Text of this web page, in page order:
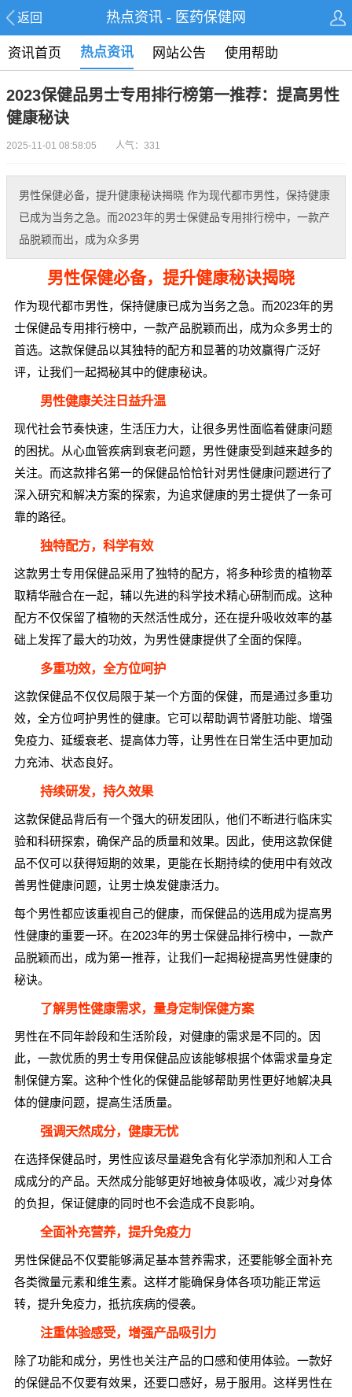
返回 热点资讯 - 医药保健网
资讯首页 热点资讯 网站公告 使用帮助
2023保健品男士专用排行榜第一推荐：提高男性
健康秘诀
2025-11-01 08:58:05 人气：331
男性保健必备，提升健康秘诀揭晓 作为现代都市男性，保持健康
已成为当务之急。而2023年的男士保健品专用排行榜中，一款产
品脱颖而出，成为众多男
男性保健必备，提升健康秘诀揭晓
作为现代都市男性，保持健康已成为当务之急。而2023年的男
士保健品专用排行榜中，一款产品脱颖而出，成为众多男士的
首选。这款保健品以其独特的配方和显著的功效赢得广泛好
评，让我们一起揭秘其中的健康秘诀。
男性健康关注日益升温
现代社会节奏快速，生活压力大，让很多男性面临着健康问题
的困扰。从心血管疾病到衰老问题，男性健康受到越来越多的
关注。而这款排名第一的保健品恰恰针对男性健康问题进行了
深入研究和解决方案的探索，为追求健康的男士提供了一条可
靠的路径。
独特配方，科学有效
这款男士专用保健品采用了独特的配方，将多种珍贵的植物萃
取精华融合在一起，辅以先进的科学技术精心研制而成。这种
配方不仅保留了植物的天然活性成分，还在提升吸收效率的基
础上发挥了最大的功效，为男性健康提供了全面的保障。
多重功效，全方位呵护
这款保健品不仅仅局限于某一个方面的保健，而是通过多重功
效，全方位呵护男性的健康。它可以帮助调节肾脏功能、增强
免疫力、延缓衰老、提高体力等，让男性在日常生活中更加动
力充沛、状态良好。
持续研发，持久效果
这款保健品背后有一个强大的研发团队，他们不断进行临床实
验和科研探索，确保产品的质量和效果。因此，使用这款保健
品不仅可以获得短期的效果，更能在长期持续的使用中有效改
善男性健康问题，让男士焕发健康活力。
每个男性都应该重视自己的健康，而保健品的选用成为提高男
性健康的重要一环。在2023年的男士保健品排行榜中，一款产
品脱颖而出，成为第一推荐，让我们一起揭秘提高男性健康的
秘诀。
了解男性健康需求，量身定制保健方案
男性在不同年龄段和生活阶段，对健康的需求是不同的。因
此，一款优质的男士专用保健品应该能够根据个体需求量身定
制保健方案。这种个性化的保健品能够帮助男性更好地解决具
体的健康问题，提高生活质量。
强调天然成分，健康无忧
在选择保健品时，男性应该尽量避免含有化学添加剂和人工合
成成分的产品。天然成分能够更好地被身体吸收，减少对身体
的负担，保证健康的同时也不会造成不良影响。
全面补充营养，提升免疫力
男性保健品不仅要能够满足基本营养需求，还要能够全面补充
各类微量元素和维生素。这样才能确保身体各项功能正常运
转，提升免疫力，抵抗疾病的侵袭。
注重体验感受，增强产品吸引力
除了功能和成分，男性也关注产品的口感和使用体验。一款好
的保健品不仅要有效果，还要口感好，易于服用。这样男性在